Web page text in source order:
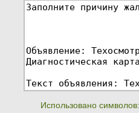
Использовано символов: